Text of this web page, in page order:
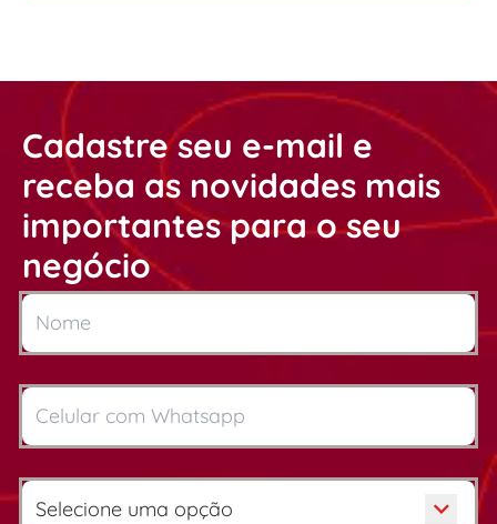
Cadastre seu e-mail e
receba as novidades mais
importantes para o seu
negócio